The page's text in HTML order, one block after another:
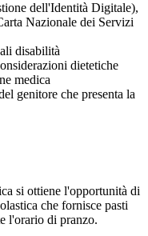
dell'Identità Digitale),
Nazionale dei Servizi
disabilità
dietetiche
medica
genitore che presenta la
si ottiene l'opportunità di
che fornisce pasti
l'orario di pranzo.